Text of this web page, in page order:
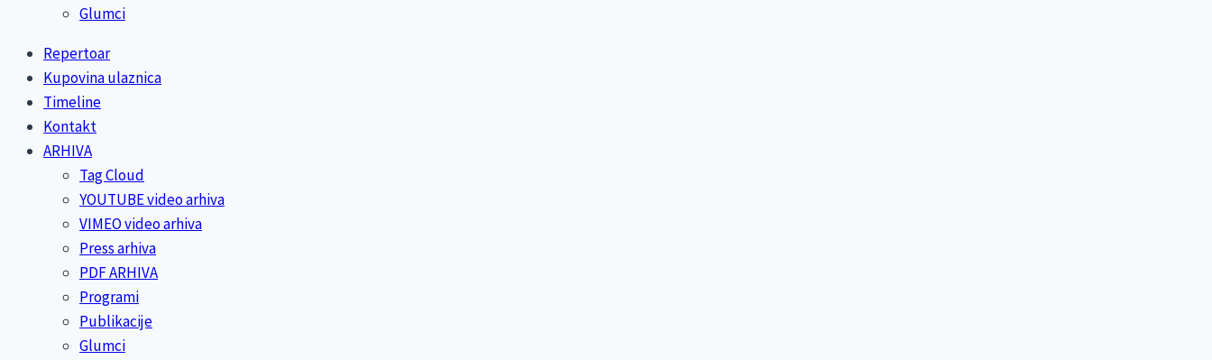
Glumci
Repertoar
Kupovina ulaznica
Timeline
Kontakt
ARHIVA
Tag Cloud
YOUTUBE video arhiva
VIMEO video arhiva
Press arhiva
PDF ARHIVA
Programi
Publikacije
Glumci